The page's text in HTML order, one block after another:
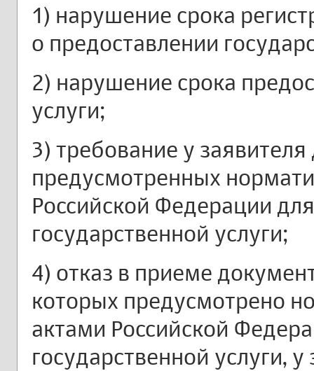
1) нарушение срока
о предоставлении
2) нарушение срока
услуги;
3) требование у
предусмотренных
Российской Федерации
государственной услуги;
4) отказ в приеме
которых предусмотрено
актами Российской
государственной услуги, у